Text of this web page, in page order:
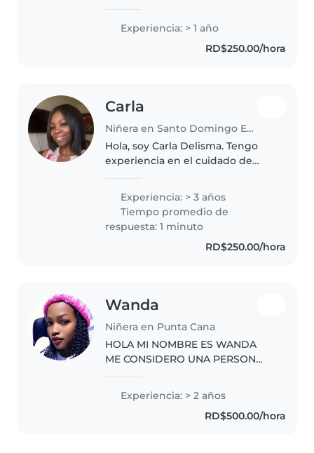
des tout-petits, des enfants
d'âge préscolaire et des enfants
d'âge scolaire. Je suis
Experiencia: > 1 año
RD$250.00/hora
Carla
Niñera en Santo Domingo Este
Hola, soy Carla Delisma. Tengo
experiencia en el cuidado de
de apartamentos. Soy una
persona responsable, cariñosa,
paciente y de confianza. Me
gusta..
Experiencia: > 3 años
Tiempo promedio de
respuesta: 1 minuto
RD$250.00/hora
Wanda
Niñera en Punta Cana
HOLA MI NOMBRE ES WANDA
ME CONSIDERO UNA PERSON
PACIENCIA
Experiencia: > 2 años
RD$500.00/hora